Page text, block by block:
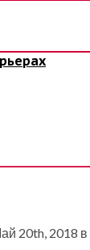
20th, 2018 в